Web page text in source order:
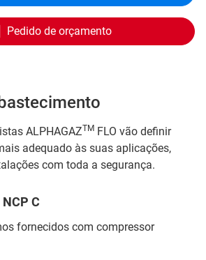
Pedido de orçamento
ALPHAGAZTM FLO vão definir
adequado às suas aplicações,
com toda a segurança.
C
fornecidos com compressor